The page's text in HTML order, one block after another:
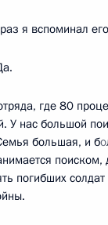
я вспоминал
где 80
У нас большой
большая, и бо
поиском,
погибших